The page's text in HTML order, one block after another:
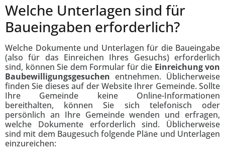
Welche Unterlagen sind für
Baueingaben erforderlich?
Welche Dokumente und Unterlagen für die Baueingabe
(also für das Einreichen Ihres Gesuchs) erforderlich
sind, können Sie dem Formular für die Einreichung von
Baubewilligungsgesuchen entnehmen. Üblicherweise
finden Sie dieses auf der Website Ihrer Gemeinde. Sollte
Ihre Gemeinde keine Online-Informationen
bereithalten, können Sie sich telefonisch oder
persönlich an Ihre Gemeinde wenden und erfragen,
welche Dokumente erforderlich sind. Üblicherweise
sind mit dem Baugesuch folgende Pläne und Unterlagen
einzureichen: